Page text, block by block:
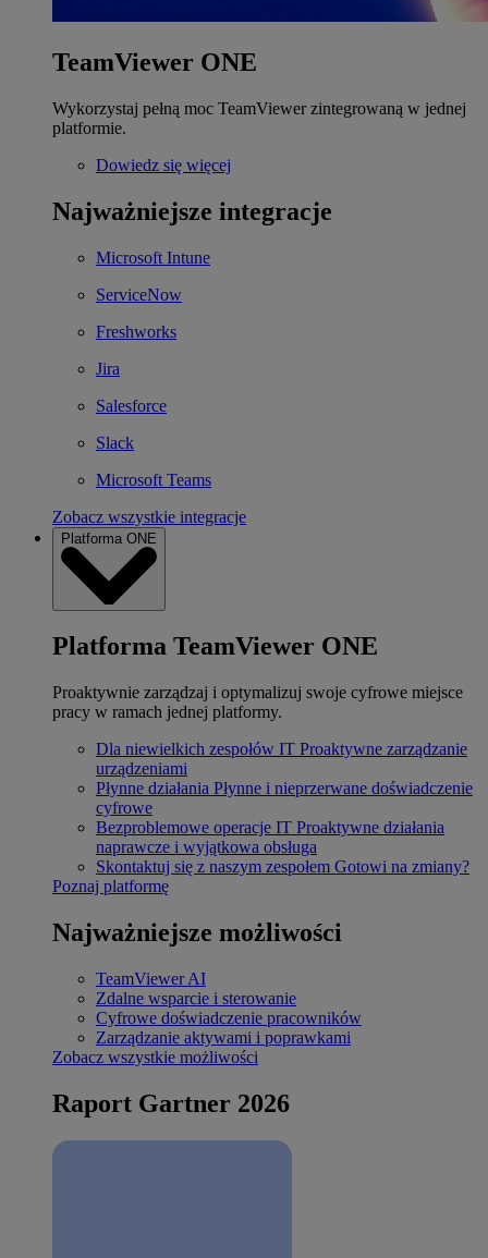
TeamViewer ONE
Wykorzystaj pełną moc TeamViewer zintegrowaną w jednej
platformie.
Dowiedz się więcej
Najważniejsze integracje
Microsoft Intune
ServiceNow
Freshworks
Jira
Salesforce
Slack
Microsoft Teams
Zobacz wszystkie integracje
Platforma ONE
Platforma TeamViewer ONE
Proaktywnie zarządzaj i optymalizuj swoje cyfrowe miejsce
pracy w ramach jednej platformy.
Dla niewielkich zespołów IT Proaktywne zarządzanie
urządzeniami
Płynne działania Płynne i nieprzerwane doświadczenie
cyfrowe
Bezproblemowe operacje IT Proaktywne działania
naprawcze i wyjątkowa obsługa
Skontaktuj się z naszym zespołem Gotowi na zmiany?
Poznaj platformę
Najważniejsze możliwości
TeamViewer AI
Zdalne wsparcie i sterowanie
Cyfrowe doświadczenie pracowników
Zarządzanie aktywami i poprawkami
Zobacz wszystkie możliwości
Raport Gartner 2026